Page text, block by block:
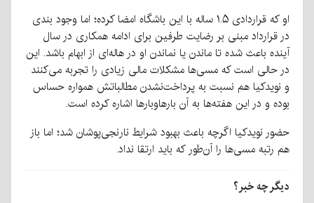
او که قراردادی ۱.۵ ساله با این باشگاه امضا کرده؛ اما وجود بندی
در قرارداد مبنی بر رضایت طرفین برای ادامه همکاری در سال
آینده باعث شده تا ماندن یا نماندن او در هاله‌ای از ابهام باشد. این
در حالی است که مسی‌ها مشکلات مالی زیادی را تجربه می‌کنند
و نویدکیا هم نسبت به پرداخت‌نشدن مطالباتش همواره حساس
بوده و در این هفته‌ها به آن بارهاوبارها اشاره کرده است.
حضور نویدکیا اگرچه باعث بهبود شرایط نارنجی‌پوشان شد؛ اما باز
هم رتبه مسی‌ها را آن‌طور که باید ارتقا نداد.
دیگر چه خبر؟